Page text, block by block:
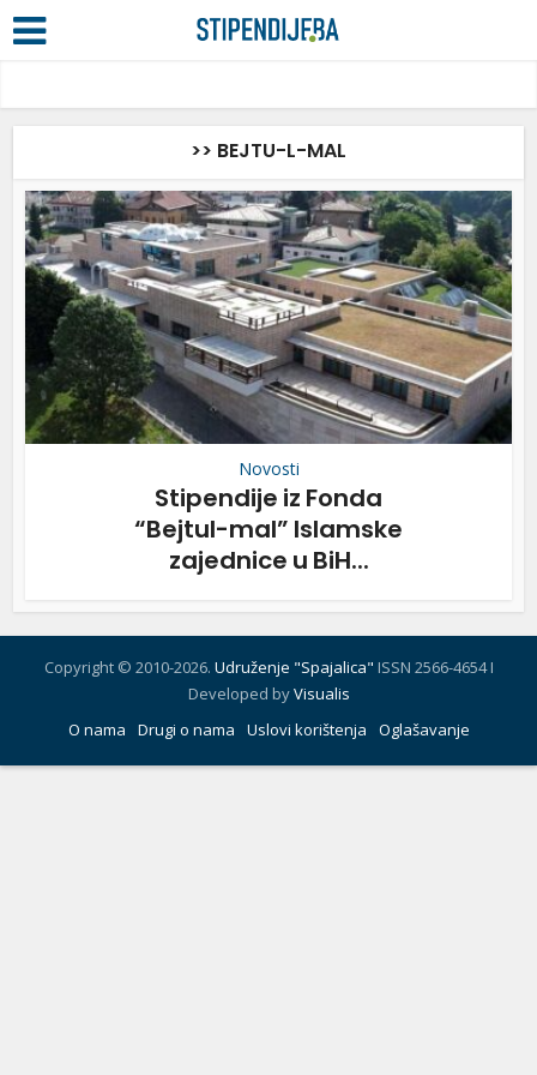
>> BEJTU-L-MAL
Novosti
Stipendije iz Fonda
“Bejtul-mal” Islamske
zajednice u BiH...
Copyright © 2010-2026. Udruženje "Spajalica" ISSN 2566-4654 I
Developed byVisualis
O nama
Drugi o nama Uslovi korištenja Oglašavanje